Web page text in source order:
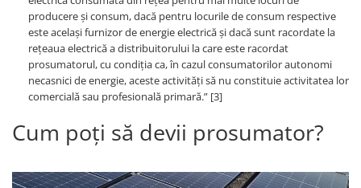
de 6-12 V
Acumulatori Moto, ATV
GEL
AGM
Li-Ion
Deep Cycle - Tractiune/Semi-
Marine & Caravan
producere și consum, dacă pentru locurile de consum respective
este același furnizor de energie electrică și dacă sunt racordate la
rețeaua electrică a distribuitorului la care este racordat
prosumatorul, cu condiția ca, în cazul consumatorilor autonomi
necasnici de energie, aceste activități să nu constituie activitatea lor
comercială sau profesională primară.” [3]
Cum poți să devii prosumator?